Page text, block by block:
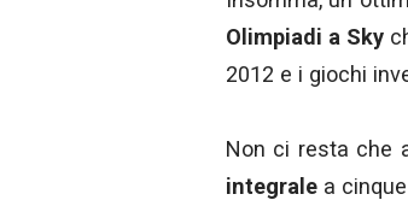
Olimpiadi a Sky
2012 e i giochi
Non ci resta che
integrale a